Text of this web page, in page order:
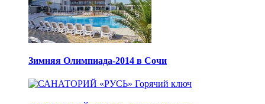
Зимняя Олимпиада-2014 в Сочи